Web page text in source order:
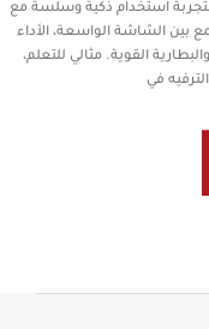
استخدام ذكية وسلسة مع
بين الشاشة الواسعة، الأداء
القوية. مثالي للتعلم،
في